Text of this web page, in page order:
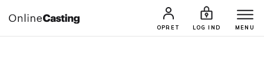
OPRET LOG IND MENU
CASTINGS & JOBS SØG PROFIL